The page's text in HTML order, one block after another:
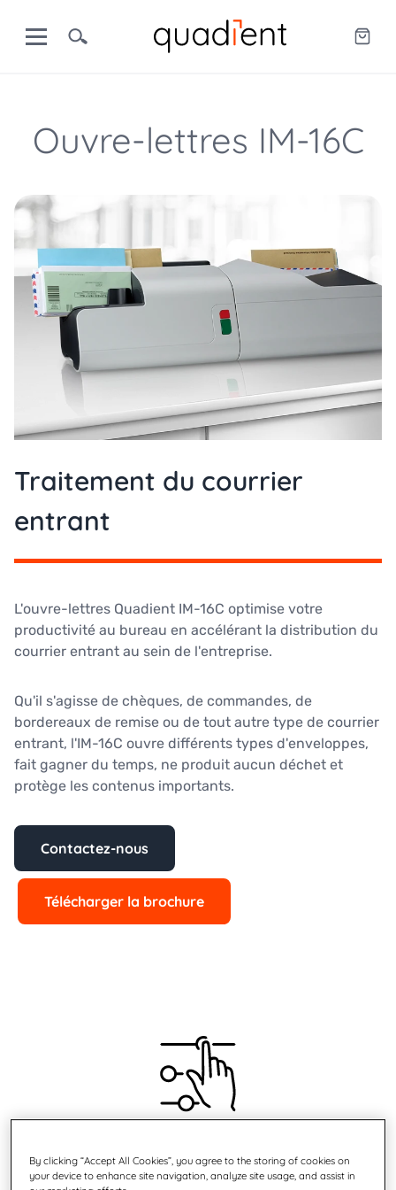
Ouvre-lettres IM-16C
Traitement du courrier
entrant
L'ouvre-lettres Quadient IM-16C optimise votre
productivité au bureau en accélérant la distribution du
courrier entrant au sein de l'entreprise.
Qu'il s'agisse de chèques, de commandes, de
bordereaux de remise ou de tout autre type de courrier
entrant, l'IM-16C ouvre différents types d'enveloppes,
fait gagner du temps, ne produit aucun déchet et
protège les contenus importants.
Contactez-nous
Télécharger la brochure
Design ergonomique
By clicking “Accept All Cookies”, you agree to the storing of cookies on
your device to enhance site navigation, analyze site usage, and assist in